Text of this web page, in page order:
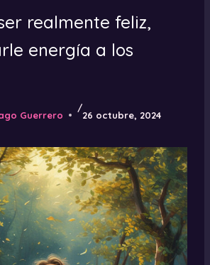
realmente feliz,
energía a los
Guerrero
/
26 octubre, 2024